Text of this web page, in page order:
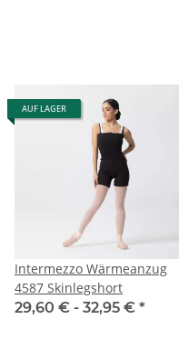
AUF LAGER
Intermezzo Wärmeanzug
4587 Skinlegshort
29,60 € - 32,95 € *